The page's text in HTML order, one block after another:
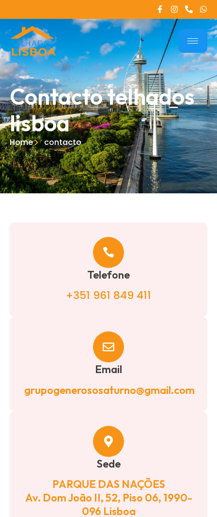
Contacto telhados
lisboa
Home contacto
Telefone
+351 961 849 411
Email
grupogenerososaturno@gmail.com
Sede
PARQUE DAS NAÇÕES
Av. Dom João II, 52, Piso 06, 1990-
096 Lisboa